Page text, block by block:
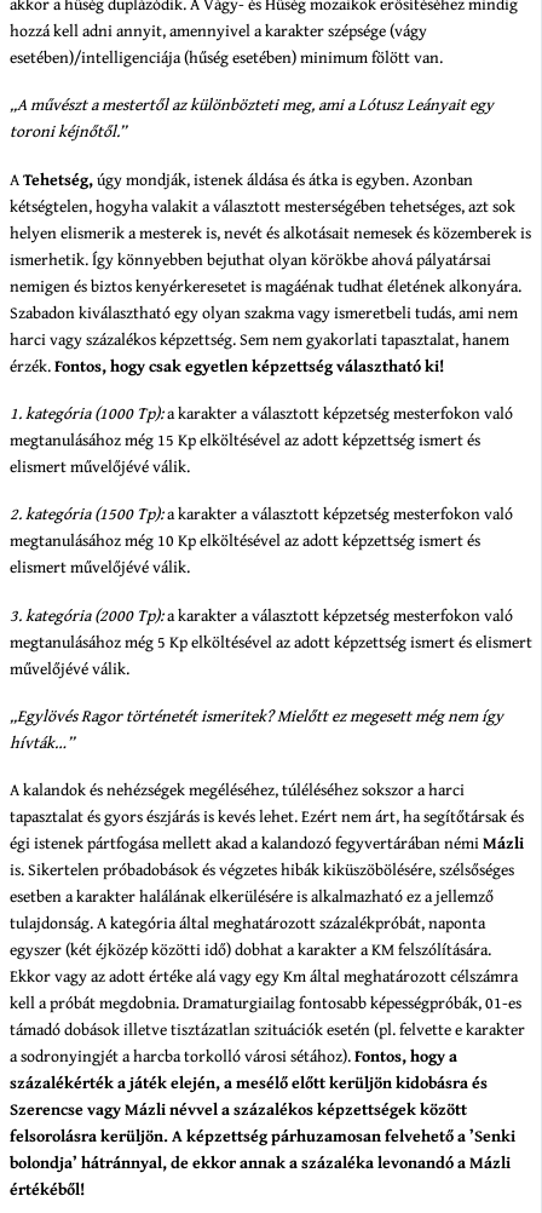
hozzá kell adni annyit, amennyivel a karakter szépsége (vágy
esetében)/intelligenciája (hűség esetében) minimum fölött van.
„A művészt a mestertől az különbözteti meg, ami a Lótusz Leányait egy
toroni kéjnőtől.”
ATehetség,úgy mondják, istenek áldása és átka is egyben. Azonban
kétségtelen, hogyha valakit a választott mesterségében tehetséges, azt sok
helyen elismerik a mesterek is, nevét és alkotásait nemesek és közemberek is
ismerhetik. Így könnyebben bejuthat olyan körökbe ahová pályatársai
nemigen és biztos kenyérkeresetet is magáénak tudhat életének alkonyára.
Szabadon kiválasztható egy olyan szakma vagy ismeretbeli tudás, ami nem
harci vagy százalékos képzettség. Sem nem gyakorlati tapasztalat, hanem
érzék.Fontos, hogy csak egyetlen képzettség választható ki!
1. kategória (1000 Tp):a karakter a választott képzetség mesterfokon való
megtanulásához még 15 Kp elköltésével az adott képzettség ismert és
elismert művelőjévé válik.
2. kategória (1500 Tp):a karakter a választott képzetség mesterfokon való
megtanulásához még 10 Kp elköltésével az adott képzettség ismert és
elismert művelőjévé válik.
3. kategória (2000 Tp):a karakter a választott képzetség mesterfokon való
megtanulásához még 5 Kp elköltésével az adott képzettség ismert és elismert
művelőjévé válik.
„Egylövés Ragor történetét ismeritek? Mielőtt ez megesett még nem így
hívták…”
A kalandok és nehézségek megéléséhez, túléléséhez sokszor a harci
tapasztalat és gyors észjárás is kevés lehet. Ezért nem árt, ha segítőtársak és
égi istenek pártfogása mellett akad a kalandozó fegyvertárában némiMázli
is. Sikertelen próbadobások és végzetes hibák kiküszöbölésére, szélsőséges
esetben a karakter halálának elkerülésére is alkalmazható ez a jellemző
tulajdonság. A kategória által meghatározott százalékpróbát, naponta
egyszer (két éjközép közötti idő) dobhat a karakter a KM felszólítására.
Ekkor vagy az adott értéke alá vagy egy Km által meghatározott célszámra
kell a próbát megdobnia. Dramaturgiailag fontosabb képességpróbák, 01-es
támadó dobások illetve tisztázatlan szituációk esetén (pl. felvette e karakter
a sodronyingjét a harcba torkolló városi sétához).Fontos, hogy a
százalékérték a játék elején, a mesélő előtt kerüljön kidobásra és
Szerencse vagy Mázli névvel a százalékos képzettségek között
felsorolásra kerüljön. A képzettség párhuzamosan felvehető a ’Senki
bolondja’ hátránnyal, de ekkor annak a százaléka levonandó a Mázli
értékéből!